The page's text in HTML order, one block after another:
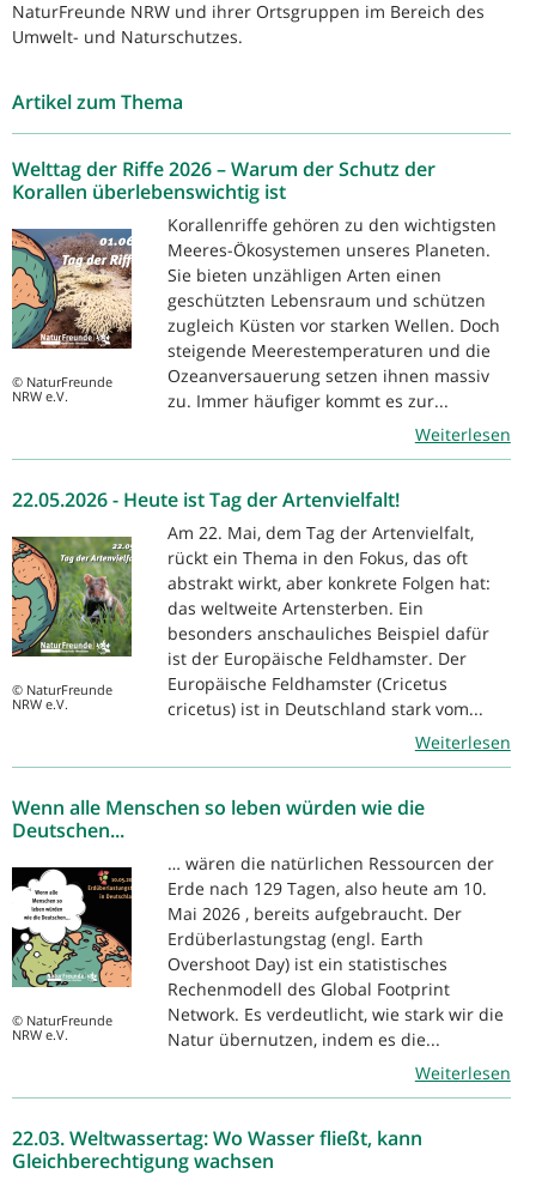
NaturFreunde NRW und ihrer Ortsgruppen im Bereich des
Umwelt- und Naturschutzes.
Artikel zum Thema
Welttag der Riffe 2026 – Warum der Schutz der
Korallen überlebenswichtig ist
© NaturFreunde
NRW e.V.
Korallenriffe gehören zu den wichtigsten
Meeres-Ökosystemen unseres Planeten.
Sie bieten unzähligen Arten einen
geschützten Lebensraum und schützen
zugleich Küsten vor starken Wellen. Doch
steigende Meerestemperaturen und die
Ozeanversauerung setzen ihnen massiv
zu. Immer häufiger kommt es zur...
Weiterlesen
22.05.2026 - Heute ist Tag der Artenvielfalt!
© NaturFreunde
NRW e.V.
Am 22. Mai, dem Tag der Artenvielfalt,
rückt ein Thema in den Fokus, das oft
abstrakt wirkt, aber konkrete Folgen hat:
das weltweite Artensterben. Ein
besonders anschauliches Beispiel dafür
ist der Europäische Feldhamster. Der
Europäische Feldhamster (Cricetus
cricetus) ist in Deutschland stark vom...
Weiterlesen
Wenn alle Menschen so leben würden wie die
Deutschen...
© NaturFreunde
NRW e.V.
… wären die natürlichen Ressourcen der
Erde nach 129 Tagen, also heute am 10.
Mai 2026 , bereits aufgebraucht. Der
Erdüberlastungstag (engl. Earth
Overshoot Day) ist ein statistisches
Rechenmodell des Global Footprint
Network. Es verdeutlicht, wie stark wir die
Natur übernutzen, indem es die...
Weiterlesen
22.03. Weltwassertag: Wo Wasser fließt, kann
Gleichberechtigung wachsen